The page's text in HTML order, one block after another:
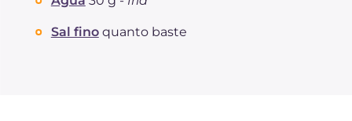
Sal fino quanto baste